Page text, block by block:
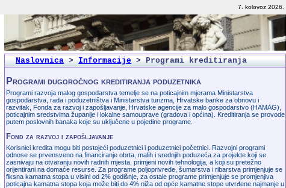
7. kolovoz 2026.
Naslovnica>Informacije>Programi kreditiranja
Programi dugoročnog kreditiranja poduzetnika
Programi razvoja malog gospodarstva temelje se na poticajnim mjerama Ministarstva
gospodarstva, rada i poduzetništva i Ministarstva turizma, Hrvatske banke za obnovu i
razvitak, Fonda za razvoj i zapošljavanje, Hrvatske agencije za malo gospodarstvo (HAMAG),
poticajnim sredstvima županije i lokalne samouprave (gradova i općina). Kreditiranja se provode
putem poslovnih banaka koje su uključene u pojedine programe.
Fond za razvoj i zapošljavanje
Korisnici kredita mogu biti postojeći poduzetnici i poduzetnici početnici. Razvojni programi
odnose se prvensveno na financiranje obrta, malih i srednjih poduzeća za projekte koji se
zasnivaju na otvaranju novih radnih mjesta, primjeni novih tehnologija, a koji su pretežno
orijentirani na domaće resurse. Za programe poljoprivrede, šumarstva i ribarstva primjenjuje se
fiksna kamatna stopa u visini od 2% godišnje, za ostale programe primjenjuje se promjenjiva
poticajna kamatna stopa koja može biti do 4% niža od opće kamatne stope utvrđene najmanje u